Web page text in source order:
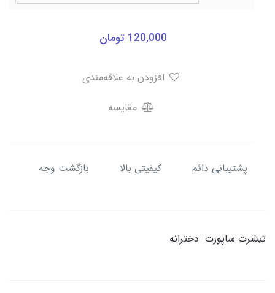
120,000 تومان
مقایسه
پشتیبانی دائم کیفیتی بالا بازگشت وجه
تیشرت ساپورت دخترانه